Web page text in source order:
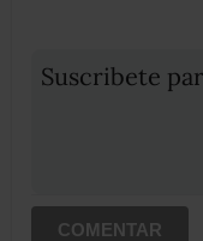
Suscribete
COMENTAR